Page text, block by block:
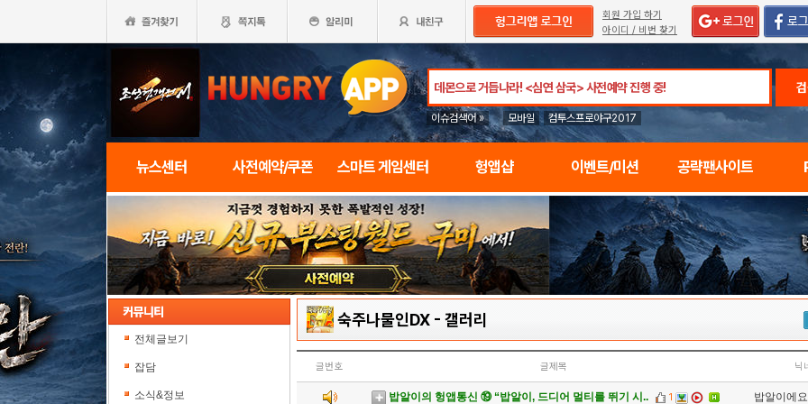
회원 가입 하기
아이디 / 비번 찾기
이슈검색어 » 모바일 컴투스프로야구2017
뉴스센터 사전예약/쿠폰 스마트 게임센터 헝앱샵 이벤트/미션 공략팬사이트
전체글보기
잡담
소식&정보
숙주나물인DX - 갤러리
글번호 글제목 닉
밥알이의 헝앱통신 ⑲ “밥알이, 드디어 멀티를 뛰기 시.. 1 밥알이에요